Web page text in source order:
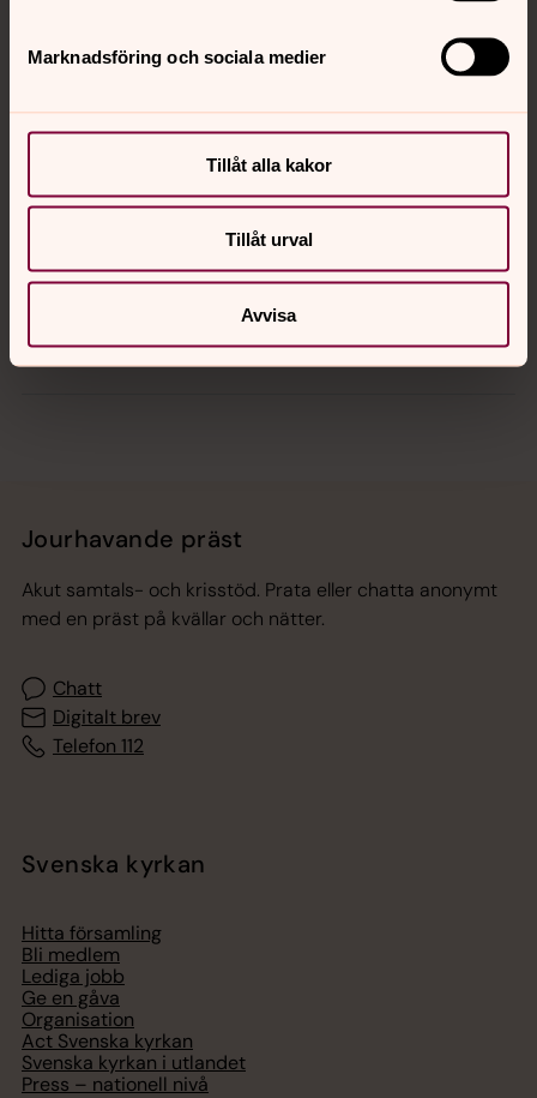
Marknadsföring och sociala medier
Tillåt alla kakor
Tillåt urval
Avvisa
Sociala kanaler
Jourhavande präst
Akut samtals- och krisstöd. Prata eller chatta anonymt
med en präst på kvällar och nätter.
Chatt
Digitalt brev
Telefon 112
Svenska kyrkan
Hitta församling
Bli medlem
Lediga jobb
Ge en gåva
Organisation
Act Svenska kyrkan
Svenska kyrkan i utlandet
Press – nationell nivå